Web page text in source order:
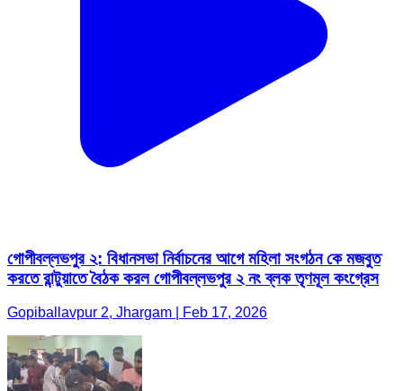
গোপীবল্লভপুর ২: বিধানসভা নির্বাচনের আগে মহিলা সংগঠন কে মজবুত
করতে রান্টুয়াতে বৈঠক করল গোপীবল্লভপুর ২ নং ব্লক তৃণমূল কংগ্রেস
Gopiballavpur 2, Jhargam | Feb 17, 2026